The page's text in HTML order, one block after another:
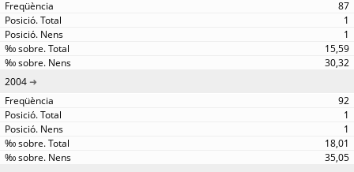
87
1
1
15,59
30,32
2004
92
1
1
18,01
35,05